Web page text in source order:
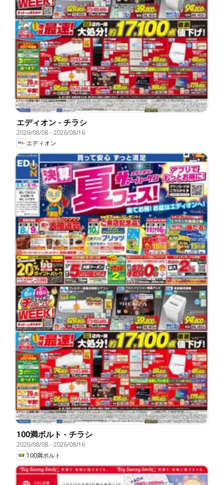
エディオン - チラシ
2026/08/08-2026/08/16
エディオン
100満ボルト - チラシ
2026/08/08-2026/08/16
100満ボルト